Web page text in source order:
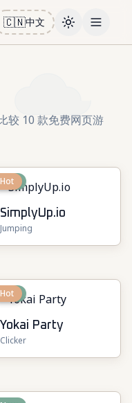
🇨🇳中文 ToggleOpen
较 10 款免费网页游
New
Hot
SimplyUp.io
Jumping
New
Hot
Yokai Party
Clicker